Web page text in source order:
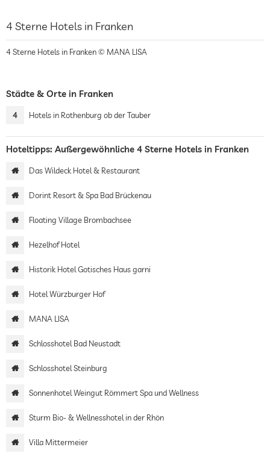
4 Sterne Hotels in Franken
4 Sterne Hotels in Franken © MANA LISA
Städte & Orte in Franken
4 Hotels in Rothenburg ob der Tauber
Hoteltipps: Außergewöhnliche 4 Sterne Hotels in Franken
Das Wildeck Hotel & Restaurant
Dorint Resort & Spa Bad Brückenau
Floating Village Brombachsee
Hezelhof Hotel
Historik Hotel Gotisches Haus garni
Hotel Würzburger Hof
MANA LISA
Schlosshotel Bad Neustadt
Schlosshotel Steinburg
Sonnenhotel Weingut Römmert Spa und Wellness
Sturm Bio- & Wellnesshotel in der Rhön
Villa Mittermeier